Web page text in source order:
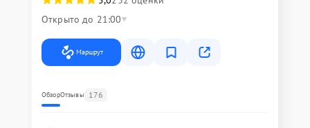
Открыто до 21:00
Маршрут
ОбзорОтзывы 176